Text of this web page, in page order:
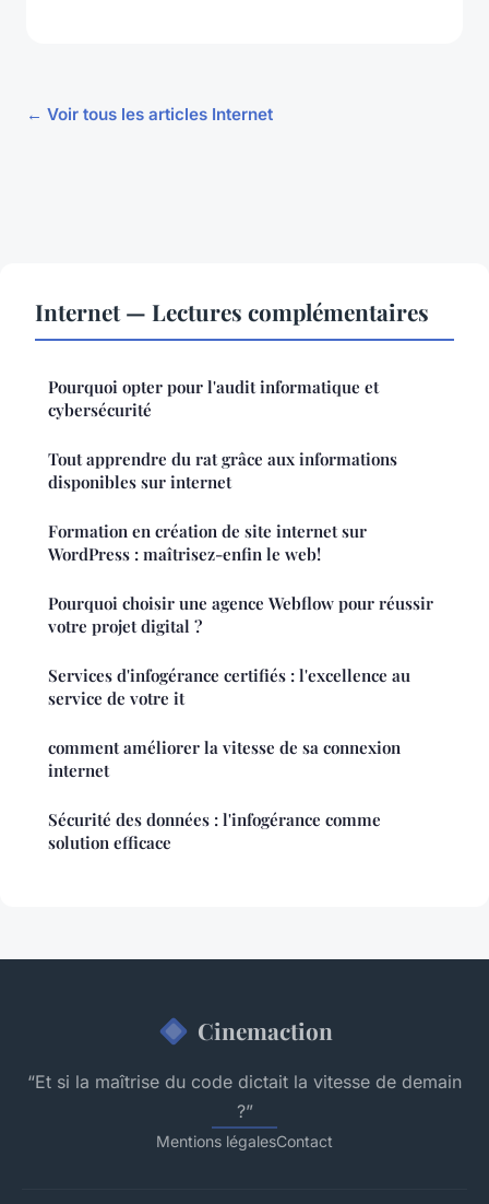
← Voir tous les articles Internet
Internet — Lectures complémentaires
Pourquoi opter pour l'audit informatique et
cybersécurité
Tout apprendre du rat grâce aux informations
disponibles sur internet
Formation en création de site internet sur
WordPress : maîtrisez-enfin le web!
Pourquoi choisir une agence Webflow pour réussir
votre projet digital ?
Services d'infogérance certifiés : l'excellence au
service de votre it
comment améliorer la vitesse de sa connexion
internet
Sécurité des données : l'infogérance comme
solution efficace
Cinemaction
“Et si la maîtrise du code dictait la vitesse de demain
?”
Mentions légalesContact